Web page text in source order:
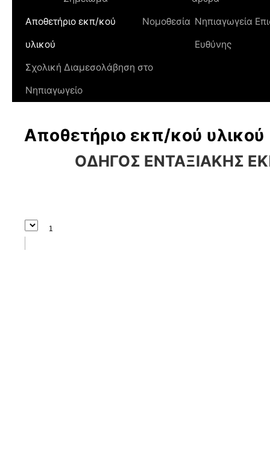
Αποθετήριο εκπ/κού
υλικού
Νομοθεσία Νηπιαγωγεία
Ευθύνης
Σχολική Διαμεσολάβηση στο
Νηπιαγωγείο
Αποθετήριο εκπ/κού υλικού
ΟΔΗΓΟΣ ΕΝΤΑΞΙΑΚΗΣ